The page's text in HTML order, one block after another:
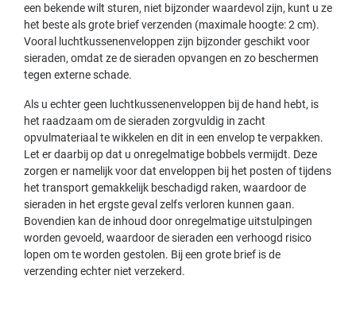
een bekende wilt sturen, niet bijzonder waardevol zijn, kunt u ze
het beste als grote brief verzenden (maximale hoogte: 2 cm).
Vooral luchtkussenenveloppen zijn bijzonder geschikt voor
sieraden, omdat ze de sieraden opvangen en zo beschermen
tegen externe schade.
Als u echter geen luchtkussenenveloppen bij de hand hebt, is
het raadzaam om de sieraden zorgvuldig in zacht
opvulmateriaal te wikkelen en dit in een envelop te verpakken.
Let er daarbij op dat u onregelmatige bobbels vermijdt. Deze
zorgen er namelijk voor dat enveloppen bij het posten of tijdens
het transport gemakkelijk beschadigd raken, waardoor de
sieraden in het ergste geval zelfs verloren kunnen gaan.
Bovendien kan de inhoud door onregelmatige uitstulpingen
worden gevoeld, waardoor de sieraden een verhoogd risico
lopen om te worden gestolen. Bij een grote brief is de
verzending echter niet verzekerd.